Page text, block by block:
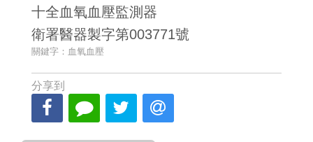
十全血氧血壓監測器
衛署醫器製字第003771號
關鍵字：血氧血壓
分享到